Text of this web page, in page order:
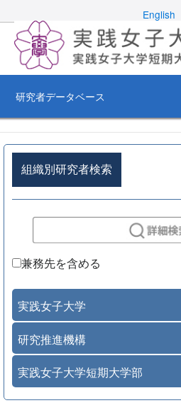
English
研究者データベース
組織別研究者検索
兼務先を含める
実践女子大学
研究推進機構
実践女子大学短期大学部